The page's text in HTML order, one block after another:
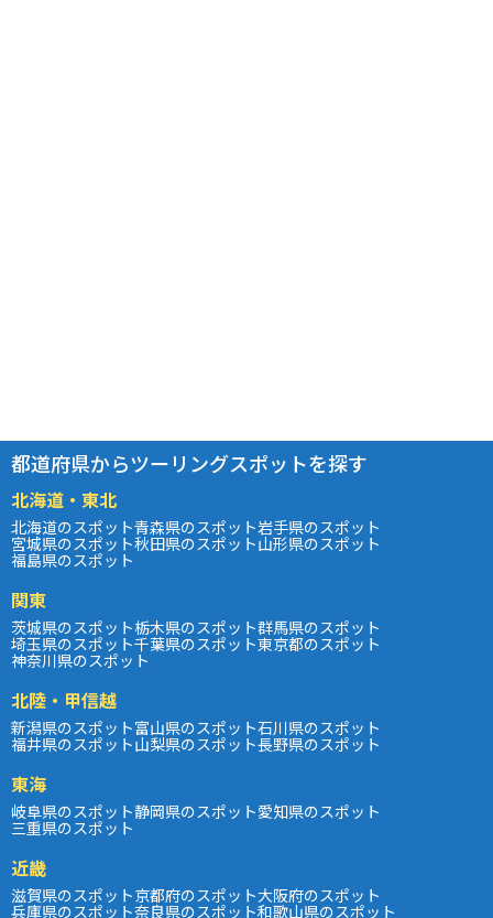
都道府県からツーリングスポットを探す
北海道・東北
北海道のスポット青森県のスポット岩手県のスポット
宮城県のスポット秋田県のスポット山形県のスポット
福島県のスポット
関東
茨城県のスポット栃木県のスポット群馬県のスポット
埼玉県のスポット千葉県のスポット東京都のスポット
神奈川県のスポット
北陸・甲信越
新潟県のスポット富山県のスポット石川県のスポット
福井県のスポット山梨県のスポット長野県のスポット
東海
岐阜県のスポット静岡県のスポット愛知県のスポット
三重県のスポット
近畿
滋賀県のスポット京都府のスポット大阪府のスポット
兵庫県のスポット奈良県のスポット和歌山県のスポット